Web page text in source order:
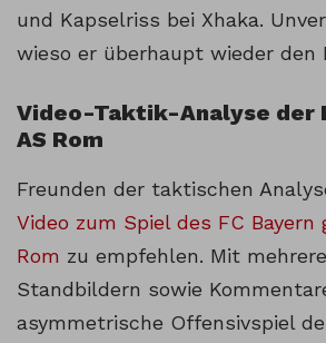
und Kapselriss bei Xhaka.
wieso er überhaupt wieder den
Video-Taktik-Analyse der
AS Rom
Freunden der taktischen
Video zum Spiel des FC Bayern
Rom zu empfehlen. Mit
Standbildern sowie
asymmetrische Offensivspiel